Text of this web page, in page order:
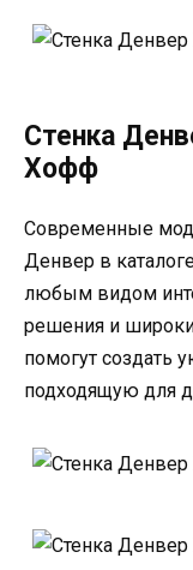
Стенка
Хофф
Современные
Денвер в
любым видом
решения и
помогут создать
подходящую для